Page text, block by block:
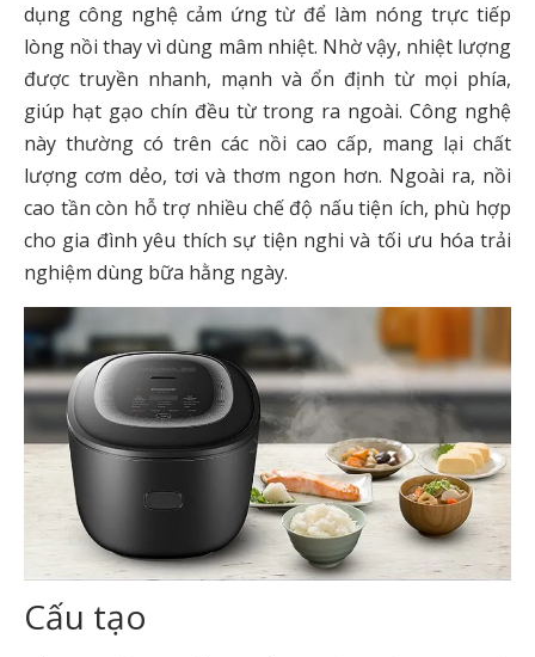
dụng công nghệ cảm ứng từ để làm nóng trực tiếp
lòng nồi thay vì dùng mâm nhiệt. Nhờ vậy, nhiệt lượng
được truyền nhanh, mạnh và ổn định từ mọi phía,
giúp hạt gạo chín đều từ trong ra ngoài. Công nghệ
này thường có trên các nồi cao cấp, mang lại chất
lượng cơm dẻo, tơi và thơm ngon hơn. Ngoài ra, nồi
cao tần còn hỗ trợ nhiều chế độ nấu tiện ích, phù hợp
cho gia đình yêu thích sự tiện nghi và tối ưu hóa trải
nghiệm dùng bữa hằng ngày.
Cấu tạo